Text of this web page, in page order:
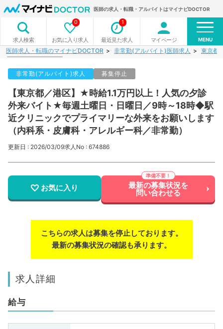
医師の求人・転職・アルバイトはマイナビDOCTOR
求人検索 お気に入り求人
0
最近見た求人
1
マイページ MENU
医師求人・転職のマイナビDOCTOR 非常勤(アルバイト)医師求人 東京都
非常勤(アルバイト)求人 募集停止
【東京都／港区】★時給1.1万円以上！人気の夕診
外来バイト★毎週土曜日・日曜日／9時～18時◆駅
近クリニックでプライマリーな外来をお願いします
（内科系・皮膚科・アレルギー科／非常勤）
更新日 : 2026/03/09求人No : 674886
お気に入り 最新の募集状況を
問い合わせる
こちらの求人は募集を停止しております。
最新の募集状況の確認も承ります。
求人詳細
給与